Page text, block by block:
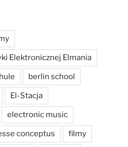
Elektronicznej Elmania
berlin school
El-Stacja
electronic music
conceptus filmy